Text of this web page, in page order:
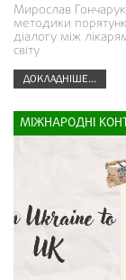
Мирослав
методики
діалогу між
світу
ДОКЛАДНІШЕ...